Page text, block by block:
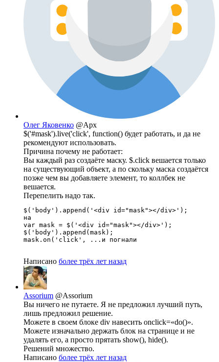
Олег Яковенко @Apx
$('#mask').live('click', function() будет работать, и да не
рекомендуют использовать.
Причина почему не работает:
Вы каждый раз создаёте маску. $.click вешается только
на существующий объект, а по скольку маска создаётся
позже чем вы добавляете элемент, то коллбек не
вешается.
Перепелить надо так.
$('body').append('<div id="mask"></div>');
на
var mask = $('<div id="mask"></div>');
$('body').append(mask);
mask.on('click', ...и погнали
Написано более трёх лет назад
Assorium @Assorium
Вы ничего не путаете. Я не предложил лучший путь,
лишь предложил решение.
Можете в своем блоке div навесить onclick=«do()».
Можете изначально держать блок на странице и не
удалять его, а просто прятать show(), hide().
Решений множество.
Написано более трёх лет назад